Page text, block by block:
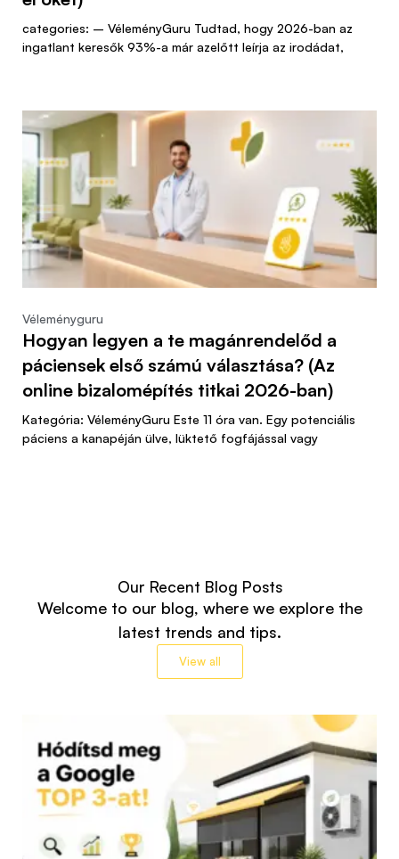
categories: – VéleményGuru Tudtad, hogy 2026-ban az
ingatlant keresők 93%-a már azelőtt leírja az irodádat,
Véleményguru
Hogyan legyen a te magánrendelőd a
páciensek első számú választása? (Az
online bizalomépítés titkai 2026-ban)
Kategória: VéleményGuru Este 11 óra van. Egy potenciális
páciens a kanapéján ülve, lüktető fogfájással vagy
Our Recent Blog Posts
Welcome to our blog, where we explore the
latest trends and tips.
View all